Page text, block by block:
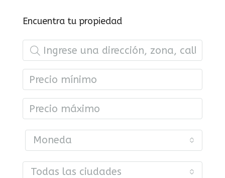
Encuentra tu propiedad
Moneda
Todas las ciudades